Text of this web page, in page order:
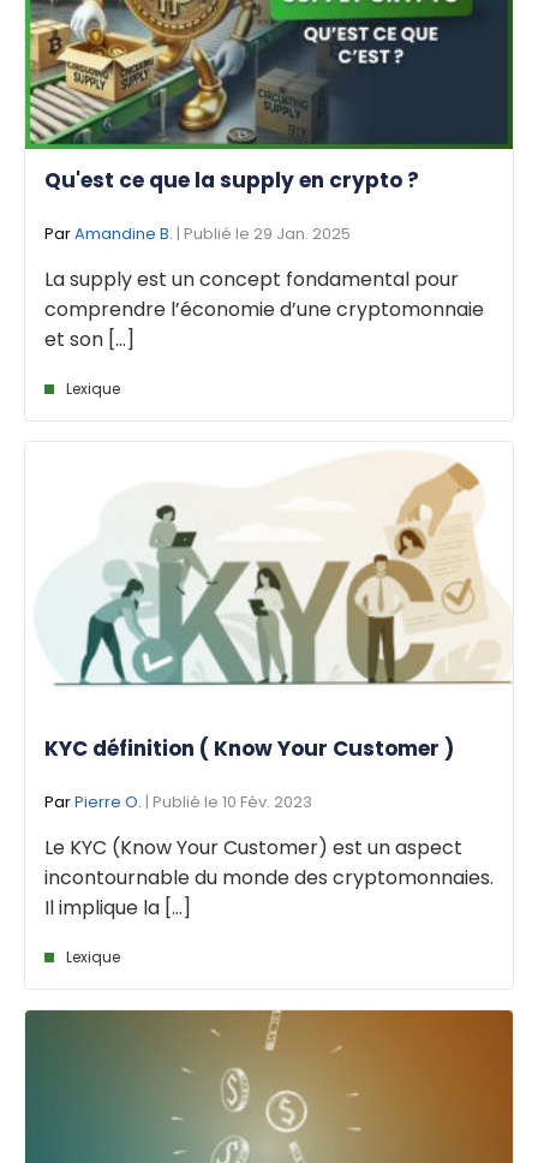
Qu'est ce que la supply en crypto ?
ParAmandine B. | Publié le 29 Jan. 2025
La supply est un concept fondamental pour
comprendre l’économie d’une cryptomonnaie
et son [...]
Lexique
KYC définition ( Know Your Customer )
ParPierre O. | Publié le 10 Fév. 2023
Le KYC (Know Your Customer) est un aspect
incontournable du monde des cryptomonnaies.
Il implique la [...]
Lexique